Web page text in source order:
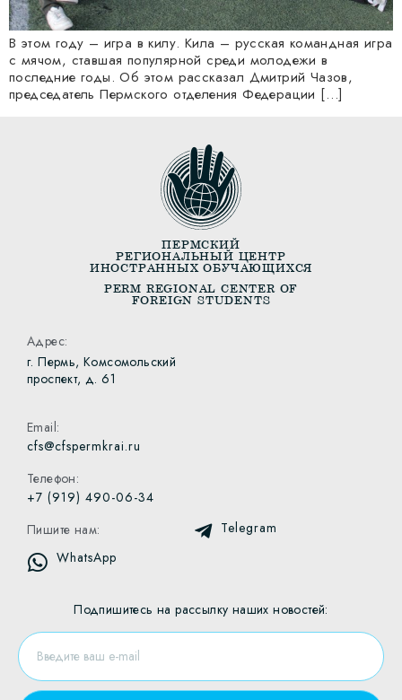
В этом году – игра в килу. Кила – русская командная игра
с мячом, ставшая популярной среди молодежи в
последние годы. Об этом рассказал Дмитрий Чазов,
председатель Пермского отделения Федерации […]
ПЕРМСКИЙ
РЕГИОНАЛЬНЫЙ ЦЕНТР
ИНОСТРАННЫХ ОБУЧАЮЩИХСЯ
PERM REGIONAL CENTER OF
FOREIGN STUDENTS
Адрес:
г. Пермь, Комсомольский
проспект, д. 61
Email:
cfs@cfspermkrai.ru
Телефон:
+7 (919) 490-06-34
Пишите нам:
Telegram
WhatsApp
Подпишитесь на рассылку наших новостей: